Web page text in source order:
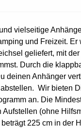
vielseitige
und Freizeit. Er
geliefert, mit
Durch die
deinen Anhänger
Wir bieten
an. Die
Aufstellen (ohne
225 cm in der